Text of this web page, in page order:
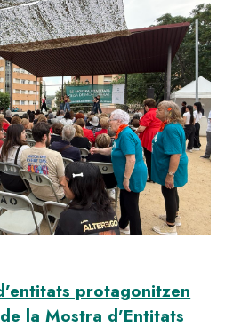
protagonitzen
la Mostra d’Entitats